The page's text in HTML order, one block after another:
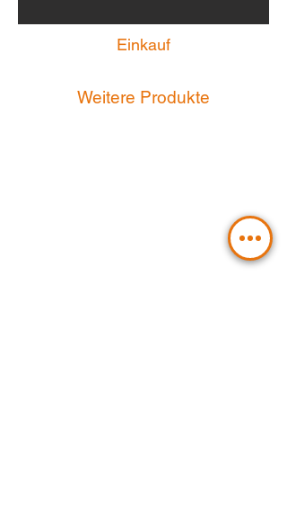
Einkauf
Weitere Produkte
Kontaktieren Sie uns: